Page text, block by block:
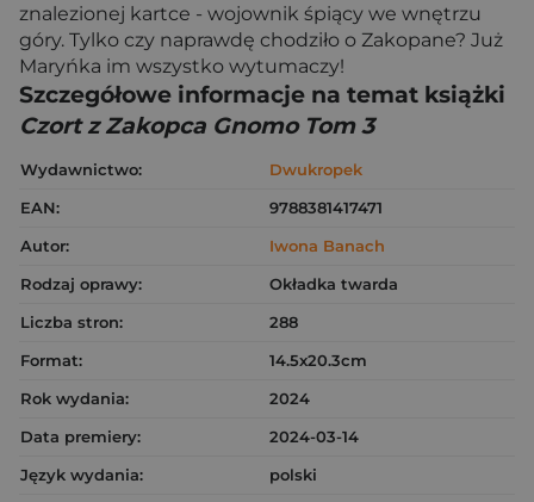
znalezionej kartce - wojownik śpiący we wnętrzu
góry. Tylko czy naprawdę chodziło o Zakopane? Już
Maryńka im wszystko wytumaczy!
Szczegółowe informacje na temat książki
Czort z Zakopca Gnomo Tom 3
Wydawnictwo:
Dwukropek
EAN:
9788381417471
Autor:
Iwona Banach
Rodzaj oprawy:
Okładka twarda
Liczba stron:
288
Format:
14.5x20.3cm
Rok wydania:
2024
Data premiery:
2024-03-14
Język wydania:
polski